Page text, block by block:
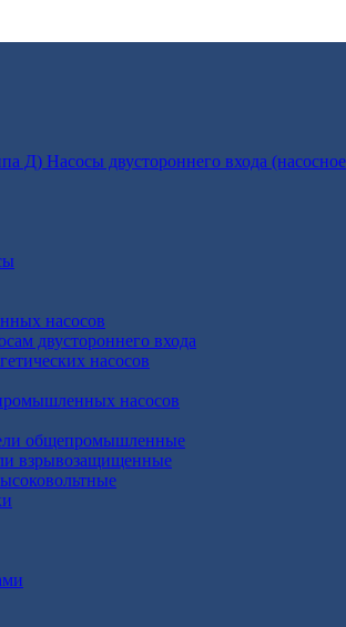
Насосы двустороннего входа
насосов
двустороннего входа
насосов
насосов
общепромышленные
взрывозащищенные